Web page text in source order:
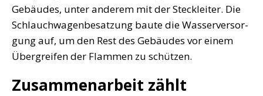
Gebäu­des, unter ande­rem mit der Steck­lei­ter. Die
Schlauch­wa­gen­be­sat­zung bau­te die Was­ser­ver­sor­
gung auf, um den Rest des Gebäu­des vor einem
Über­grei­fen der Flam­men zu schützen.
Zusammenarbeit zählt